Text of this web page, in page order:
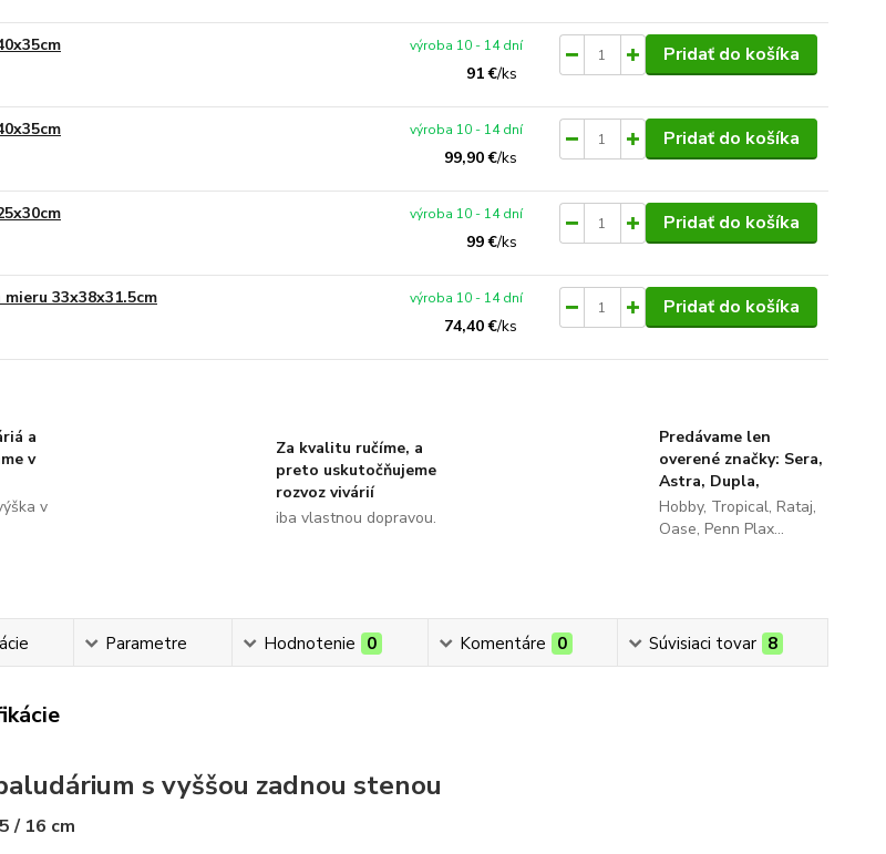
91 €/ks
výroba 10 - 14 dní Pridať do košíka
99,90 €/ks
výroba 10 - 14 dní Pridať do košíka
99 €/ks
výroba 10 - 14 dní Pridať do košíka
33x38x31.5cm
74,40 €/ks
výroba 10 - 14 dní Pridať do košíka
a
v
v
Za kvalitu ručíme, a
preto uskutočňujeme
rozvoz vivárií
iba vlastnou dopravou.
Predávame len
overené značky: Sera,
Astra, Dupla,
Hobby, Tropical, Rataj,
Oase, Penn Plax...
Parametre Hodnotenie 0 Komentáre 0 Súvisiaci tovar 8
s vyššou zadnou stenou
/ 16 cm